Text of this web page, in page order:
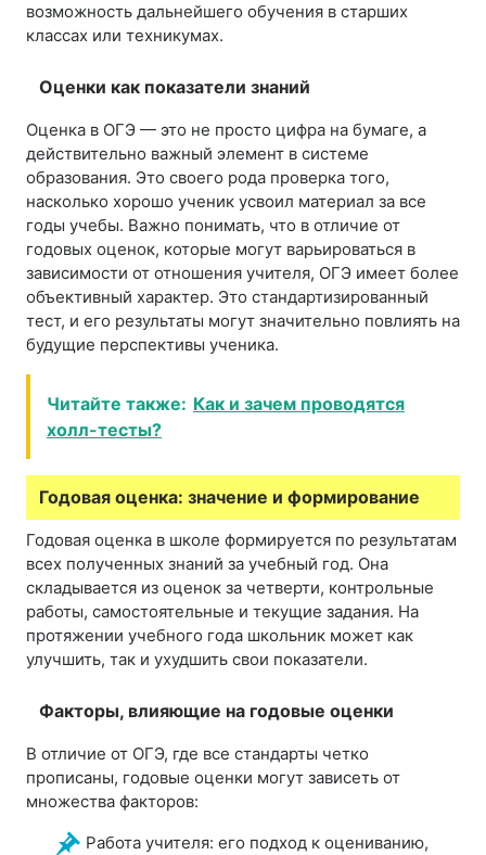
возможность дальнейшего обучения в старших
классах или техникумах.
Оценки как показатели знаний
Оценка в ОГЭ — это не просто цифра на бумаге, а
действительно важный элемент в системе
образования. Это своего рода проверка того,
насколько хорошо ученик усвоил материал за все
годы учебы. Важно понимать, что в отличие от
годовых оценок, которые могут варьироваться в
зависимости от отношения учителя, ОГЭ имеет более
объективный характер. Это стандартизированный
тест, и его результаты могут значительно повлиять на
будущие перспективы ученика.
Читайте также: Как и зачем проводятся
холл-тесты?
Годовая оценка: значение и формирование
Годовая оценка в школе формируется по результатам
всех полученных знаний за учебный год. Она
складывается из оценок за четверти, контрольные
работы, самостоятельные и текущие задания. На
протяжении учебного года школьник может как
улучшить, так и ухудшить свои показатели.
Факторы, влияющие на годовые оценки
В отличие от ОГЭ, где все стандарты четко
прописаны, годовые оценки могут зависеть от
множества факторов:
Работа учителя: его подход к оцениванию,